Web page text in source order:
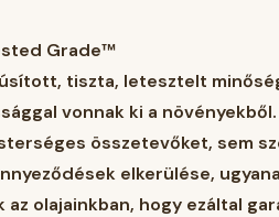
Grade™
tiszta, letesztelt
vonnak ki a
összetevőket, sem
elkerülése,
olajainkban, hogy ezáltal